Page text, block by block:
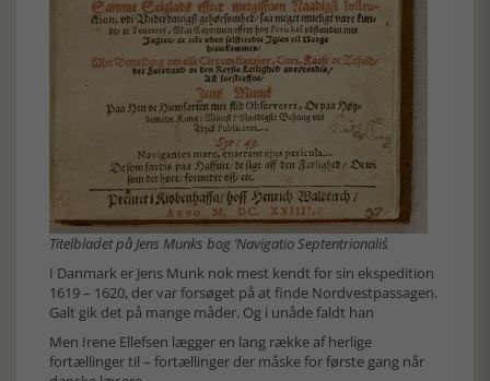
Titelbladet på Jens Munks bog ’Navigatio Septentrionalis´
I Danmark er Jens Munk nok mest kendt for sin ekspedition
1619 – 1620, der var forsøget på at finde Nordvestpassagen.
Galt gik det på mange måder. Og i unåde faldt han
Men Irene Ellefsen lægger en lang række af herlige
fortællinger til – fortællinger der måske for første gang når